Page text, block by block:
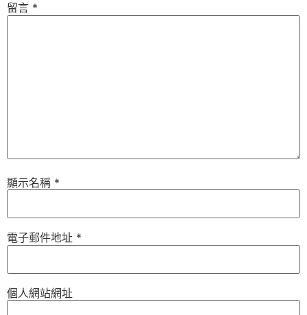
留言 *
顯示名稱 *
電子郵件地址 *
個人網站網址